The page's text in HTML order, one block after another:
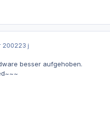
200223 j
besser aufgehoben.